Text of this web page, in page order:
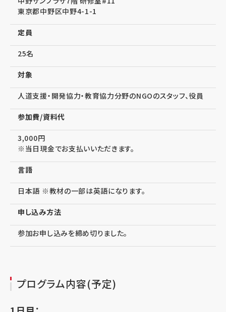
東京都中野区中野4-1-1
定員
25名
対象
人道支援・開発協力・教育協力分野のNGOのスタッフ、役員
参加費/資料代
3,000円
※当日現金でお支払いいただきます。
言語
日本語 ※教材の一部は英語になります。
申し込み方法
参加お申し込みを締め切りました。
プログラム内容(予定)